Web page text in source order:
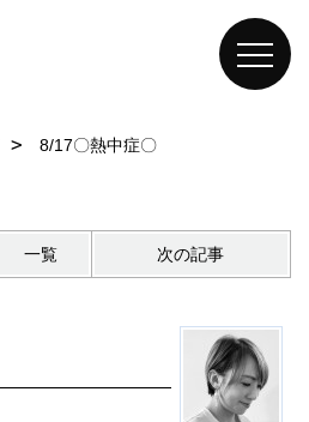
8/17〇熱中症〇
一覧 次の記事